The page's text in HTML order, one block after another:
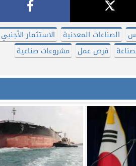
الصناعات المعدنية
الاستثمار الأجنبي
فرص عمل
مشروعات صناعية